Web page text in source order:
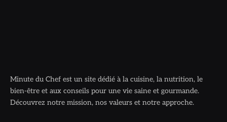
Minute du Chef est un site dédié à la cuisine, la nutrition, le
bien-être et aux conseils pour une vie saine et gourmande.
Découvrez notre mission, nos valeurs et notre approche.